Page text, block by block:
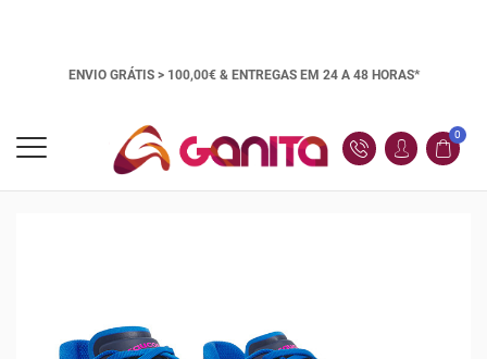
ENVIO GRÁTIS > 100,00€ & ENTREGAS EM 24 A 48 HORAS*
0